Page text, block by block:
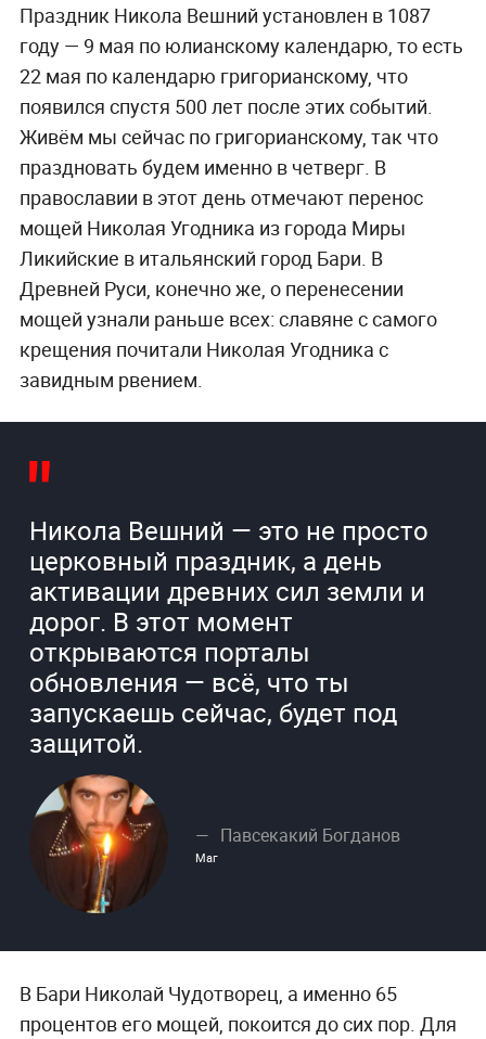
Праздник Никола Вешний установлен в 1087
году — 9 мая по юлианскому календарю, то есть
22 мая по календарю григорианскому, что
появился спустя 500 лет после этих событий.
Живём мы сейчас по григорианскому, так что
праздновать будем именно в четверг. В
православии в этот день отмечают перенос
мощей Николая Угодника из города Миры
Ликийские в итальянский город Бари. В
Древней Руси, конечно же, о перенесении
мощей узнали раньше всех: славяне с самого
крещения почитали Николая Угодника с
завидным рвением.
Никола Вешний — это не просто
церковный праздник, а день
активации древних сил земли и
дорог. В этот момент
открываются порталы
обновления — всё, что ты
запускаешь сейчас, будет под
защитой.
Павсекакий Богданов
Маг
В Бари Николай Чудотворец, а именно 65
процентов его мощей, покоится до сих пор. Для